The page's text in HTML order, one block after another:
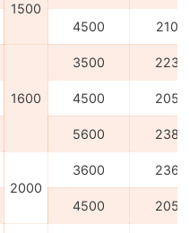
1500
4500 2100
1600
3500 2236
4500 2054
5600 2386
2000
3600 2362
4500 2054